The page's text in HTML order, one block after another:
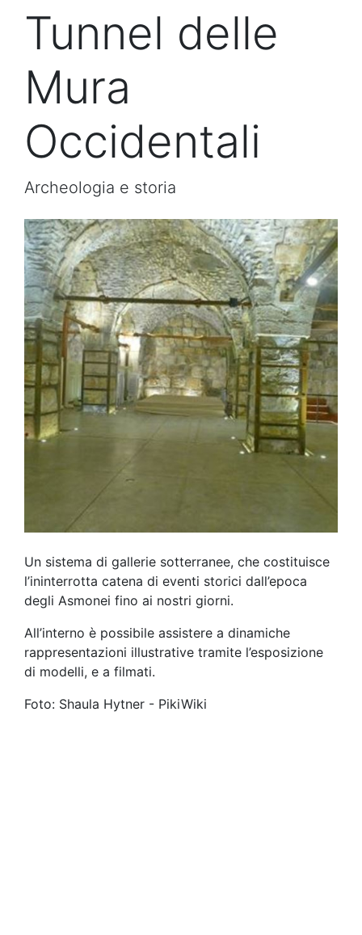
Tunnel delle
Mura
Occidentali
Archeologia e storia
Un sistema di gallerie sotterranee, che costituisce
l’ininterrotta catena di eventi storici dall’epoca
degli Asmonei fino ai nostri giorni.
All’interno è possibile assistere a dinamiche
rappresentazioni illustrative tramite l’esposizione
di modelli, e a filmati.
Foto: Shaula Hytner - PikiWiki